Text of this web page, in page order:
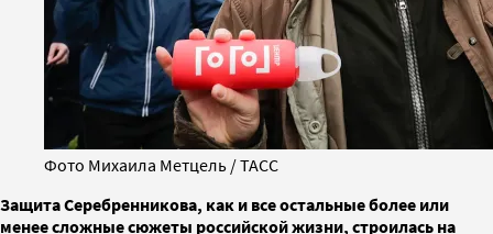
Фото Михаила Метцель / ТАСС
Защита Серебренникова, как и все остальные более или
менее сложные сюжеты российской жизни, строилась на